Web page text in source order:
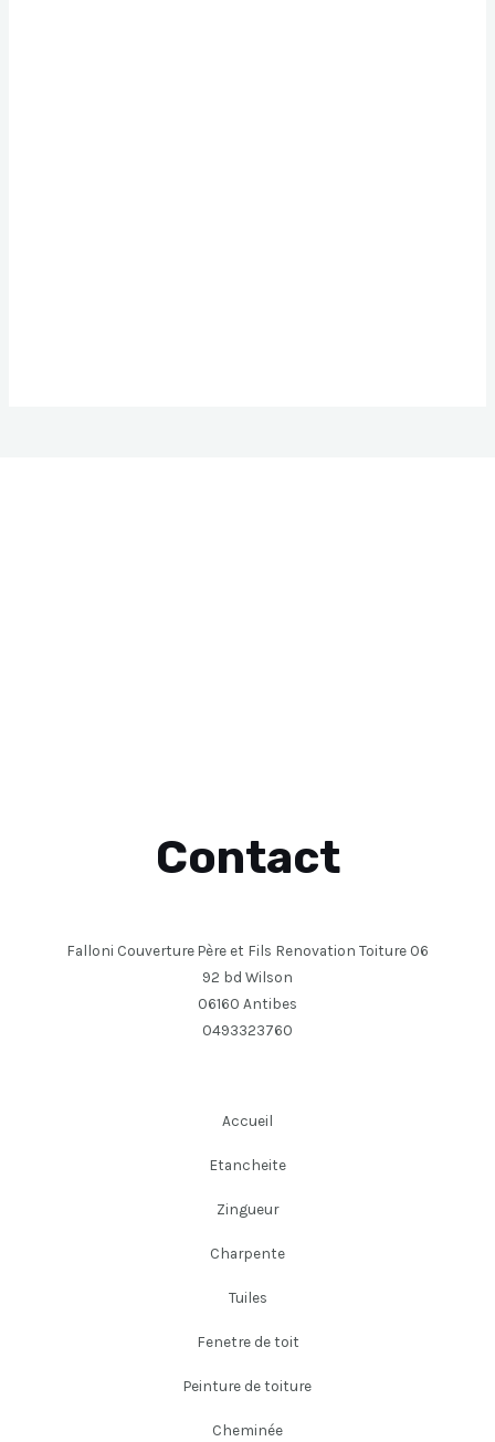
Contact
Falloni Couverture Père et Fils Renovation Toiture 06
92 bd Wilson
06160 Antibes
0493323760
Accueil
Etancheite
Zingueur
Charpente
Tuiles
Fenetre de toit
Peinture de toiture
Cheminée